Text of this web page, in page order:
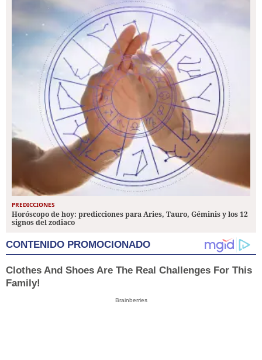
PREDICCIONES
Horóscopo de hoy: predicciones para Aries, Tauro, Géminis y los 12
signos del zodiaco
CONTENIDO PROMOCIONADO
Clothes And Shoes Are The Real Challenges For This
Family!
Brainberries